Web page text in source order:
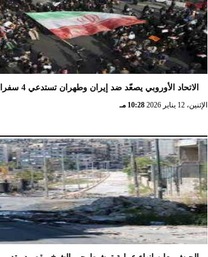
الاتحاد الأوروبي يصعّد ضد إيران وطهران تستدعي 4 سفراء
الإثنين، 12 يناير 2026 10:28 مـ